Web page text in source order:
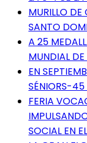
MURILLO DE
SANTO
A 25
MUNDIAL
EN
SÉNIORS-45
FERIA
SOCIAL EN